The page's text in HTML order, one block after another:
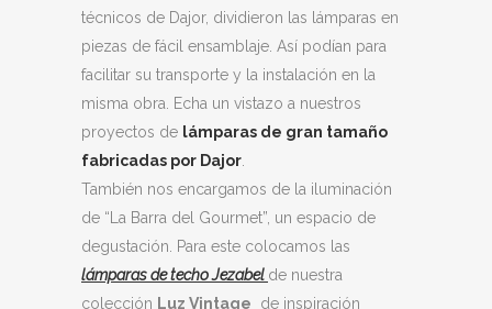
técnicos de Dajor, dividieron las lámparas en
piezas de fácil ensamblaje. Así podían para
facilitar su transporte y la instalación en la
misma obra. Echa un vistazo a nuestros
proyectos de lámparas de gran tamaño
fabricadas por Dajor.
También nos encargamos de la iluminación
de “La Barra del Gourmet”, un espacio de
degustación. Para este colocamos las
lámparas de techo Jezabel de nuestra
colección Luz Vintage de inspiración